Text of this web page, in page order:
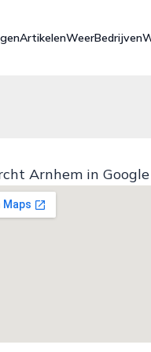
ArtikelenWeerBedrijven
Arnhem in